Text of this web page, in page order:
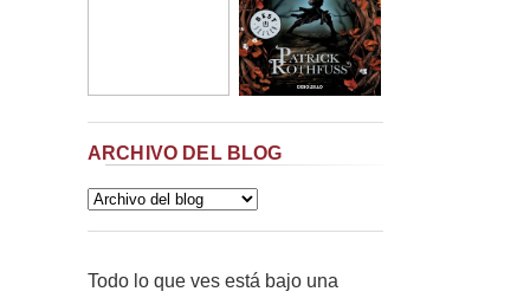
ARCHIVO DEL BLOG
Todo lo que ves está bajo una